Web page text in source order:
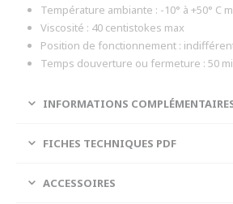
Température ambiante : -10° à +50° C
Viscosité : 40 centistokes max
Position de fonctionnement :
Temps douverture ou fermeture : 50
INFORMATIONS
FICHES TECHNIQUES PDF
ACCESSOIRES